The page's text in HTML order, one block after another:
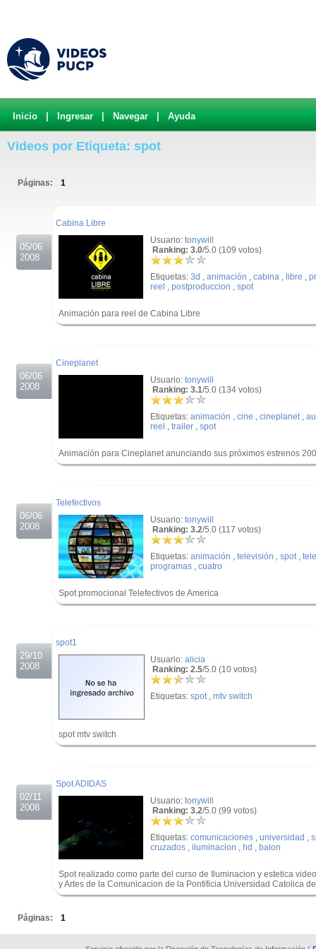
Inicio Ingresar Navegar Ayuda
Videos por Etiqueta: spot
Páginas: 1
05/06
2008
Cabina Libre
Usuario: tonywill
Ranking: 3.0/5.0 (109 votos)
Etiquetas: 3d , animación , cabina , libre ,
reel , postproduccion , spot
Animación para reel de Cabina Libre
06/06
2008
Cineplanet
Usuario: tonywill
Ranking: 3.1/5.0 (134 votos)
Etiquetas: animación , cine , cineplanet,
reel , trailer , spot
Animación para Cineplanet anunciando sus próximos estrenos
06/06
2008
Telefectivos
Usuario: tonywill
Ranking: 3.2/5.0 (117 votos)
Etiquetas: animación , televisión , spot,
programas , cuatro
Spot promocional Telefectivos de America
29/10
2008
spot1
Usuario: alicia
Ranking: 2.5/5.0 (10 votos)
Etiquetas: spot, mtv switch
spot mtv switch
02/11
2008
Spot ADIDAS
Usuario: tonywill
Ranking: 3.2/5.0 (99 votos)
Etiquetas: comunicaciones , universidad ,
cruzados , iluminacion , hd , balon
Spot realizado como parte del curso de Iluminacion y estetica
y Artes de la Comunicacion de la Pontificia Universidad Catolica
Páginas: 1